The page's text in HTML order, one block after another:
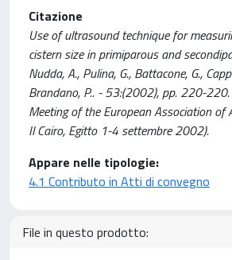
Citazione
Use of ultrasound technique for
cistern size in primiparous and
Nudda, A., Pulina, G., Battacone, G.,
Brandano, P.. - 53:(2002), pp. 220-
Meeting of the European Association of
Il Cairo, Egitto 1-4 settembre 2002).
Appare nelle tipologie:
4.1 Contributo in Atti di convegno
File in questo prodotto: